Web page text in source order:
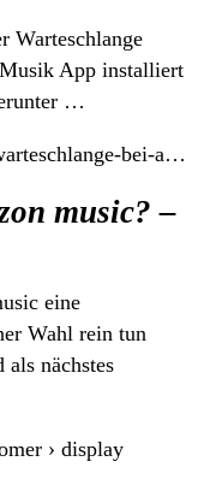
Warteschlange
App installiert
…
bei-a…
music? –
eine
Wahl rein tun
als nächstes
› display